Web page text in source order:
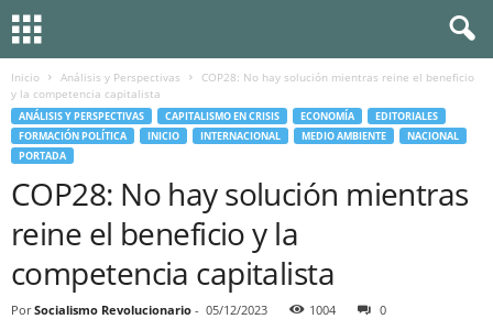
Inicio Análisis y Perspectivas
COP28: No hay solución mientras reine el beneficio
y la competencia capitalista
ANÁLISIS Y PERSPECTIVAS CAPITALISMO EN CRISIS ECONOMÍA
EDITORIALES
FORMACIÓN POLÍTICA
INICIO INTERNACIONAL MEDIO AMBIENTE
NACIONAL
PORTADA
COP28: No hay solución mientras
reine el beneficio y la
competencia capitalista
Por Socialismo Revolucionario - 05/12/2023 1004 0